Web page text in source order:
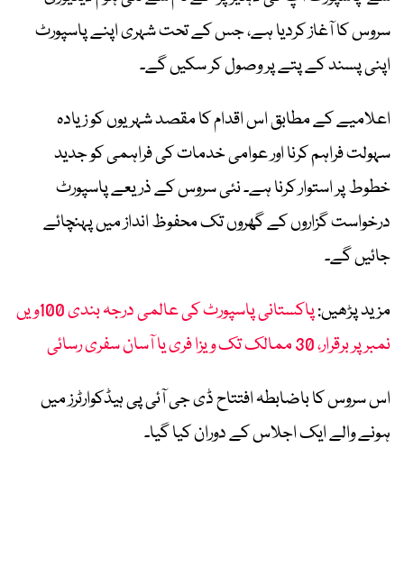
سروس کا آغاز کردیا ہے، جس کے تحت شہری اپنے پاسپورٹ
اپنی پسند کے پتے پر وصول کر سکیں گے۔
اعلامیے کے مطابق اس اقدام کا مقصد شہریوں کو زیادہ
سہولت فراہم کرنا اور عوامی خدمات کی فراہمی کو جدید
خطوط پر استوار کرنا ہے۔ نئی سروس کے ذریعے پاسپورٹ
درخواست گزاروں کے گھروں تک محفوظ انداز میں پہنچائے
جائیں گے۔
مزید پڑھیں:
پاکستانی پاسپورٹ کی عالمی درجہ بندی 100ویں
نمبر پر برقرار، 30 ممالک تک ویزا فری یا آسان سفری رسائی
اس سروس کا باضابطہ افتتاح ڈی جی آئی پی ہیڈکوارٹرز میں
ہونے والے ایک اجلاس کے دوران کیا گیا۔